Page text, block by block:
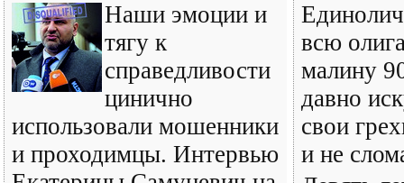
Наши эмоции и
тягу к
справедливости
цинично
использовали мошенники
и проходимцы. Интервью
всю
малину
давно
свои
и не